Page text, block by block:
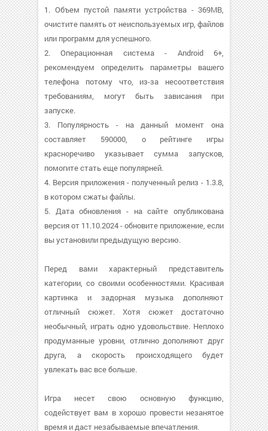
1. Объем пустой памяти устройства - 369MB,
очистите память от неиспользуемых игр, файлов
или программ для успешного.
2. Операционная система - Android 6+,
рекомендуем определить параметры вашего
телефона потому что, из-за несоответствия
требованиям, могут быть зависания при
запуске.
3. Популярность - на данный момент она
составляет 590000, о рейтинге игры
красноречиво указывает сумма запусков,
помогите стать еще популярней.
4. Версия приложения - полученный релиз - 1.3.8,
в котором сжаты файлы.
5. Дата обновления - на сайте опубликована
версия от 11.10.2024 - обновите приложение, если
вы установили предыдущую версию.
Перед вами характерный представитель
категории, со своими особенностями. Красивая
картинка и задорная музыка дополняют
отличный сюжет. Хотя сюжет достаточно
необычный, играть одно удовольствие. Неплохо
продуманные уровни, отлично дополняют друг
друга, а скорость происходящего будет
увлекать вас все больше.
Игра несет свою основную функцию,
содействует вам в хорошо провести незанятое
время и даст незабываемые впечатления.